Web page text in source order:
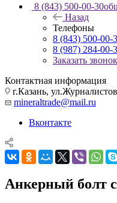
8 (843) 500-00-30
Назад
Телефоны
8 (843) 500-00-
8 (987) 284-00-
Заказать звонок
Контактная информация
г.Казань,
mineraltrade@mail.ru
Вконтакте
Анкерный болт